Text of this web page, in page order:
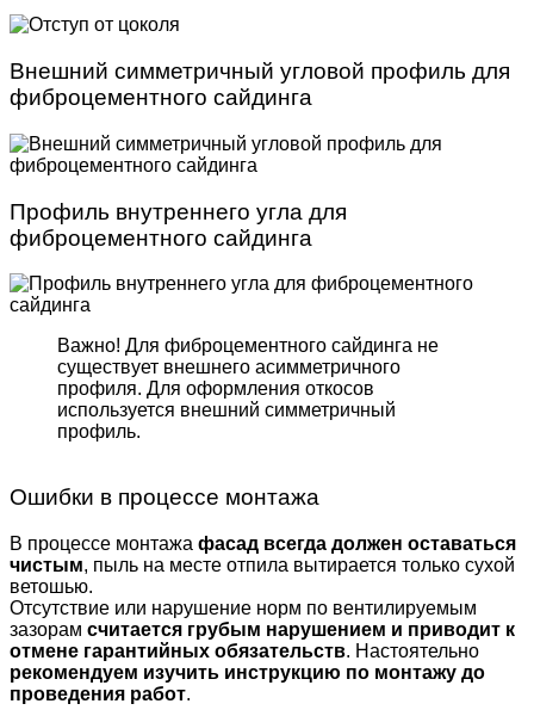
Внешний симметричный угловой профиль для
фиброцементного сайдинга
Профиль внутреннего угла для
фиброцементного сайдинга
Важно! Для фиброцемент­ного сайдинга не
существует внешнего асимметрич­ного
профиля. Для оформле­ния откосов
используется внешний симметричный
профиль.
Ошибки в процессе монтажа
В процессе монтажа фасад всегда должен оставаться
чистым, пыль на месте отпила вытирается только сухой
ветошью.
Отсутствие или нарушение норм по вентилируемым
зазорам считается грубым нарушением и приводит к
отмене гарантийных обязательств. Настоятельно
рекомендуем изучить инструкцию по монтажу до
проведения работ.